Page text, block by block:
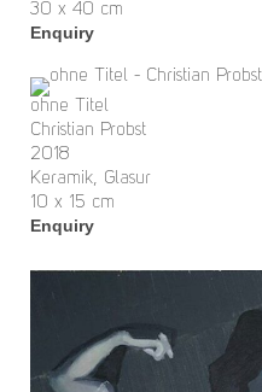
30 x 40 cm
Enquiry
ohne Titel
Christian Probst
2018
Keramik, Glasur
10 x 15 cm
Enquiry